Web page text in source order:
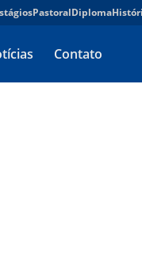
PastoralDiploma
Contato